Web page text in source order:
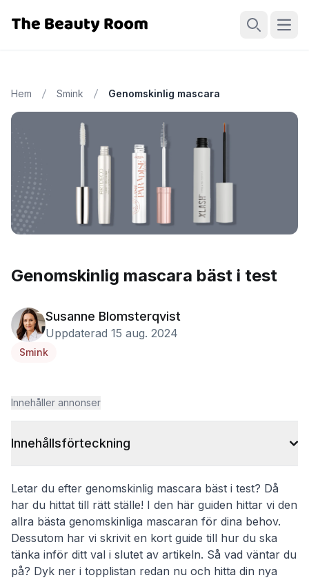
Hem Smink Genomskinlig mascara
Genomskinlig mascara bäst i test
Susanne Blomsterqvist
Uppdaterad 15 aug. 2024
Smink
Innehåller annonser
Innehållsförteckning
Letar du efter genomskinlig mascara bäst i test? Då
har du hittat till rätt ställe! I den här guiden hittar vi den
allra bästa genomskinliga mascaran för dina behov.
Dessutom har vi skrivit en kort guide till hur du ska
tänka inför ditt val i slutet av artikeln. Så vad väntar du
på? Dyk ner i topplistan redan nu och hitta din nya